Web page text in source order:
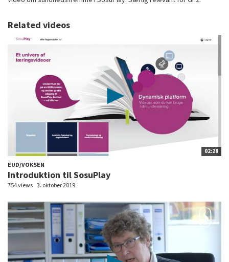
Related videos
02:28
EUD/VOKSEN
Introduktion til SosuPlay
754 views 3. oktober 2019